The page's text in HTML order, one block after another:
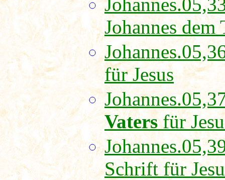
Johannes dem
für Jesus
Vatersfür
Schrift für